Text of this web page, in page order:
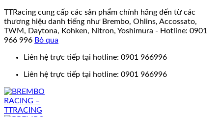
TTRacing cung cấp các sản phẩm chính hãng đến từ các
thương hiệu danh tiếng như Brembo, Ohlins, Accossato,
TWM, Daytona, Kohken, Nitron, Yoshimura - Hotline: 0901
966 996 Bỏ qua
Liên hệ trực tiếp tại hotline: 0901 966996
Liên hệ trực tiếp tại hotline: 0901 966996